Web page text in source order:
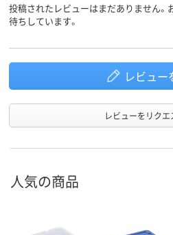
投稿されたレビューはまだありません
待ちしています。
レビュー
レビューをリクエ
人気の商品